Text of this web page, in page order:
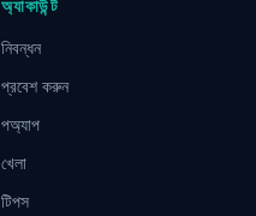
অ্যাকাউন্ট
নিবন্ধন
প্রবেশ করুন
পঅ্যাপ
খেলা
টিপস